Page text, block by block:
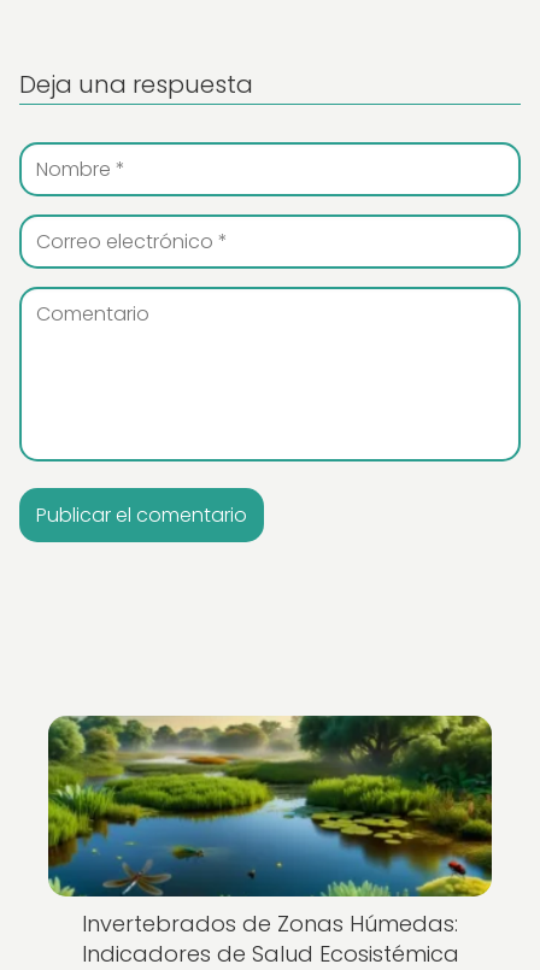
Deja una respuesta
Invertebrados de Zonas Húmedas:
Indicadores de Salud Ecosistémica